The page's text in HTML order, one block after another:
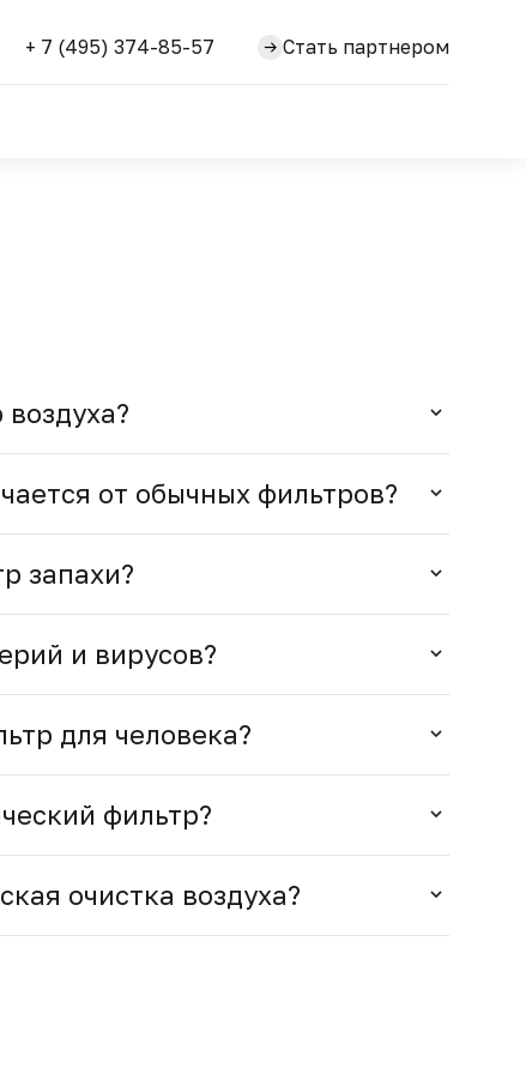
+ 7 (495) 374-85-57 Стать партнером
от обычных фильтров?
запахи?
и вирусов?
для человека?
фильтр?
очистка воздуха?